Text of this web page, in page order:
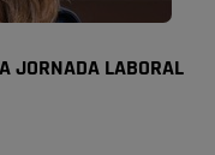
JORNADA LABORAL